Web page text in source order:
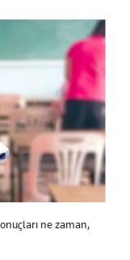
ne zaman,